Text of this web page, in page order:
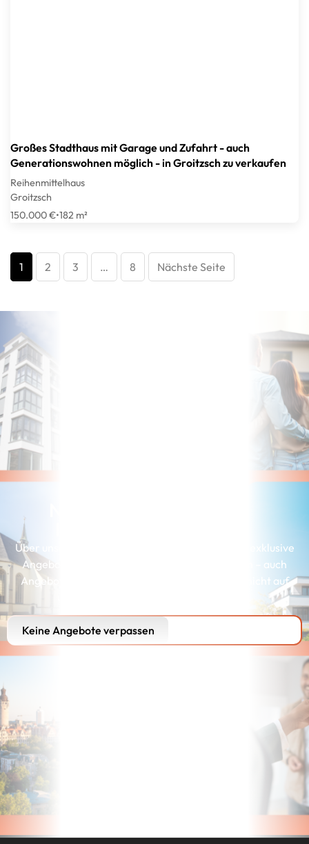
Großes Stadthaus mit Garage und Zufahrt - auch
Generationswohnen möglich - in Groitzsch zu verkaufen
Reihenmittelhaus
Groitzsch
150.000 €•182 m²
1 2 3 … 8 Nächste Seite
Über unserer Interessenkartei erhalten Kunden exklusive
Angebote, die genau zu ihren Wünschen passen – auch
Angebote, die wir aus Gründen der Diskretion nicht auf
Keine Angebote verpassen